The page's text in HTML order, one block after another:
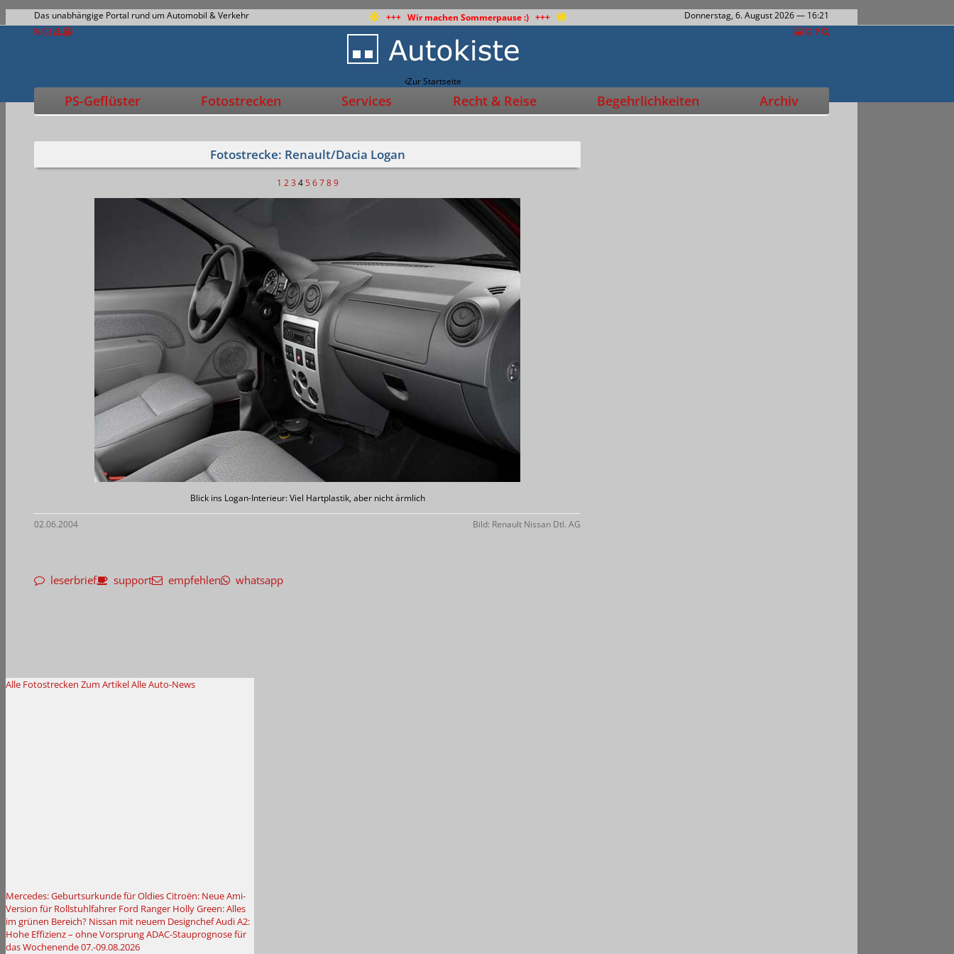
Das unabhängige Portal rund um Automobil & Verkehr +++ Wir machen Sommerpause :) +++ Donnerstag, 6. August 2026— 16:21
Zur Startseite
PS-Geflüster Fotostrecken Services Recht & Reise Begehrlichkeiten Archiv
Fotostrecke: Renault/Dacia Logan
1 2 3 4 5 6 7 8 9
Blick ins Logan-Interieur: Viel Hartplastik, aber nicht ärmlich
02.06.2004 Bild: Renault Nissan Dtl. AG
leserbrief support empfehlen whatsapp
Alle Fotostrecken Zum ArtikelAlle Auto-News
Mercedes: Geburtsurkunde für OldiesCitroën: Neue Ami-
Version für Rollstuhlfahrer Ford Ranger Holly Green: Alles
im grünen Bereich? Nissan mit neuem DesignchefAudi A2:
Hohe Effizienz – ohne VorsprungADAC-Stauprognose für
das Wochenende 07.-09.08.2026